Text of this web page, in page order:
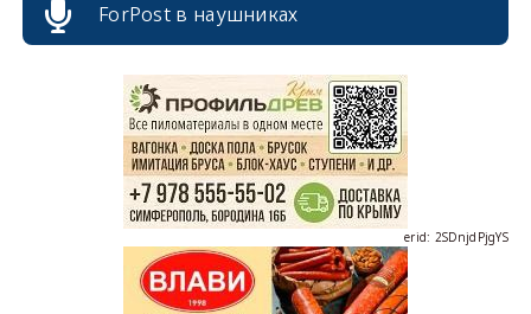
ForPost в наушниках